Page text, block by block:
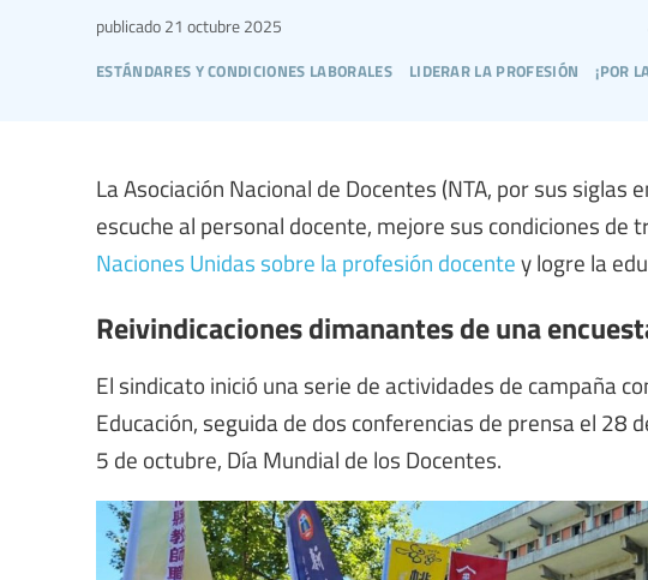
estándares y condiciones laborales liderar la profesión ¡por
publicado 21 octubre 2025
La Asociación Nacional de Docentes (NTA, por sus siglas
escuche al personal docente, mejore sus condiciones de
Naciones Unidas sobre la profesión docentey logre la
Reivindicaciones dimanantes de una
El sindicato inició una serie de actividades de campaña
Educación, seguida de dos conferencias de prensa el 28
5 de octubre, Día Mundial de los Docentes.